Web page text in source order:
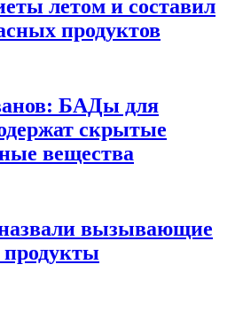
летом и составил
продуктов
БАДы для
скрытые
вещества
вызывающие
продукты